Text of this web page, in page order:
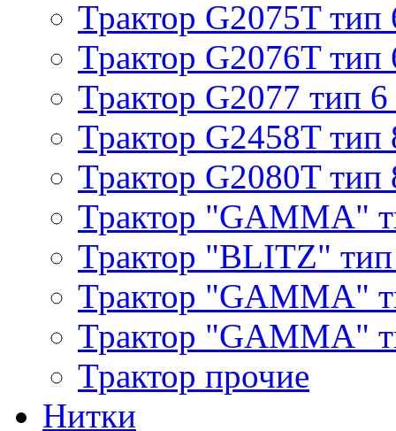
Трактор G2075T тип
Трактор G2076T тип
Трактор G2077 тип 6
Трактор G2458T тип
Трактор G2080T тип
Трактор "GAMMA"
Трактор "BLITZ"
Трактор "GAMMA"
Трактор "GAMMA"
Трактор прочие
Нитки